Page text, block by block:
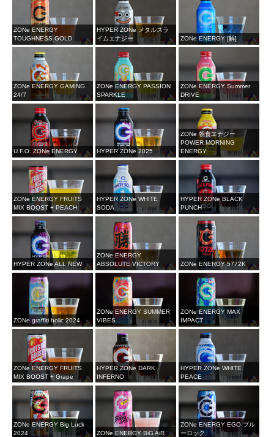
ZONe ENERGY
TOUGHNESS GOLD
HYPER ZONe メタルスラ
イムエナジー
ZONe ENERGY [解]
ZONe ENERGY GAMING
24/7
ZONe ENERGY PASSION
SPARKLE
ZONe ENERGY Summer
DRIVE
U.F.O. ZONe ENERGY HYPER ZONe 2025
ZONe 朝食エナジー
POWER MORNING
ENERGY
ZONe ENERGY FRUITS
MIX BOOST + PEACH
HYPER ZONe WHITE
SODA
HYPER ZONe BLACK
PUNCH
HYPER ZONe ALL NEW
ZONe ENERGY
ABSOLUTE VICTORY
ZONe ENERGY 5772K
ZONe graffiti holic 2024
ZONe ENERGY SUMMER
VIBES
ZONe ENERGY MAX
IMPACT
ZONe ENERGY FRUITS
MIX BOOST + Grape
HYPER ZONe DARK
INFERNO
HYPER ZONe WHITE
PEACE
ZONe ENERGY Big Luck
2024
ZONe ENERGY BiG AiR
ZONe ENERGY EGO ブル
ーロック